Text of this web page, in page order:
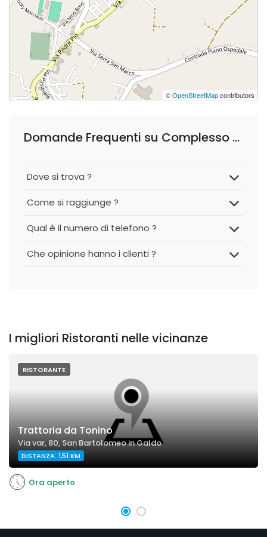
©OpenStreetMapcontributors
Domande Frequenti su Complesso Turistico del Sole S.a.s.
Dove si trova ?
Come si raggiunge ?
Qual è il numero di telefono ?
Che opinione hanno i clienti ?
I migliori Ristoranti nelle vicinanze
RISTORANTE
Trattoria da Tonino
Via var, 80, San Bartolomeo in Galdo
DISTANZA: 1,51 KM
Ora aperto